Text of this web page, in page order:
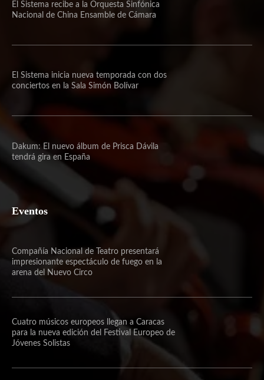
El Sistema recibe a la Orquesta Sinfónica
Nacional de China Ensamble de Cámara
El Sistema inicia nueva temporada con dos
conciertos en la Sala Simón Bolívar
Dakum: El nuevo álbum de Prisca Dávila
tendrá gira en España
Eventos
Compañía Nacional de Teatro presentará
impresionante espectáculo de fuego en la
arena del Nuevo Circo
Cuatro músicos europeos llegan a Caracas
para la nueva edición del Festival Europeo de
Jóvenes Solistas